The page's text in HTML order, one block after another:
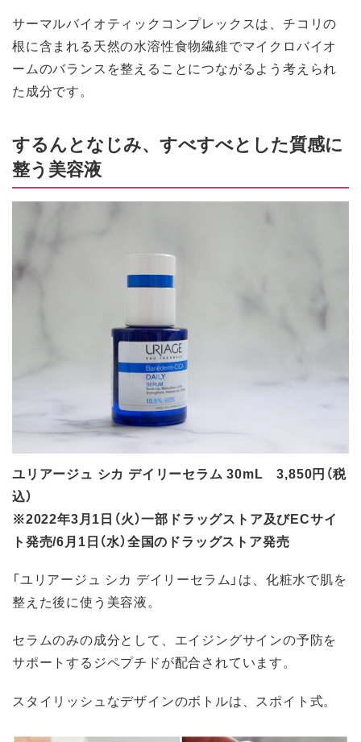
サーマルバイオティックコンプレックスは、チコリの
根に含まれる天然の水溶性食物繊維でマイクロバイオ
ームのバランスを整えることにつながるよう考えられ
た成分です。
するんとなじみ、すべすべとした質感に
整う美容液
ユリアージュ シカ デイリーセラム 30mL 3,850円（税
込）
※2022年3月1日（火）一部ドラッグストア及びECサイ
ト発売/6月1日（水）全国のドラッグストア発売
「ユリアージュ シカ デイリーセラム」は、化粧水で肌を
整えた後に使う美容液。
セラムのみの成分として、エイジングサインの予防を
サポートするジペプチドが配合されています。
スタイリッシュなデザインのボトルは、スポイト式。